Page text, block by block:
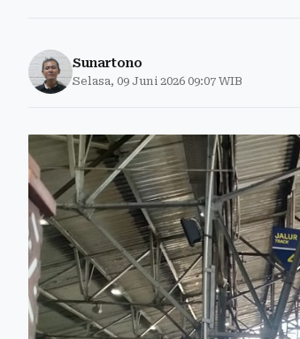
Sunartono
Selasa, 09 Juni 2026 09:07 WIB